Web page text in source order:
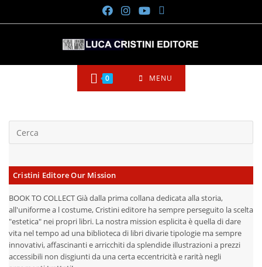
contenuto
0 MENU
Cristini Editore Our Mission
BOOK TO COLLECT Già dalla prima collana dedicata alla storia,
all'uniforme a l costume, Cristini editore ha sempre perseguito la scelta
"estetica" nei propri libri. La nostra mission esplicita è quella di dare
vita nel tempo ad una biblioteca di libri divarie tipologie ma sempre
innovativi, affascinanti e arricchiti da splendide illustrazioni a prezzi
accessibili non disgiunti da una certa eccentricità e rarità negli